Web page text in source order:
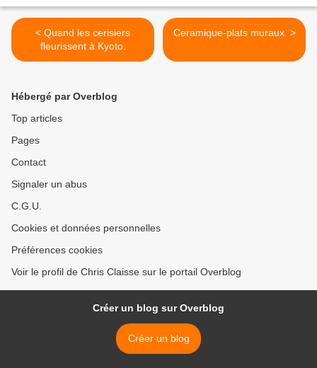
< Quand les cerisiers
fleurissent à Kyoto.
Ceramique-plats muraux. >
Hébergé par Overblog
Top articles
Pages
Contact
Signaler un abus
C.G.U.
Cookies et données personnelles
Préférences cookies
Voir le profil de Chris Claisse sur le portail Overblog
Créer un blog sur Overblog
Créer un blog